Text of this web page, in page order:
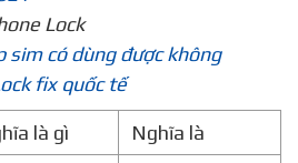
Lock
sim có dùng được không
fix quốc tế
là gì
Nghĩa là